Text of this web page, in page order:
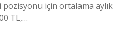
pozisyonu için ortalama aylık
TL,…